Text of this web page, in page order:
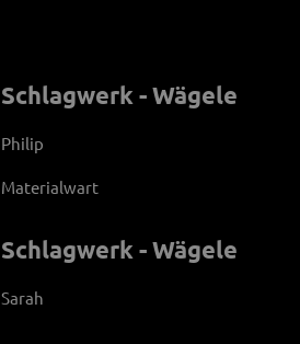
Schlagwerk - Wägele
Philip
Materialwart
Schlagwerk - Wägele
Sarah